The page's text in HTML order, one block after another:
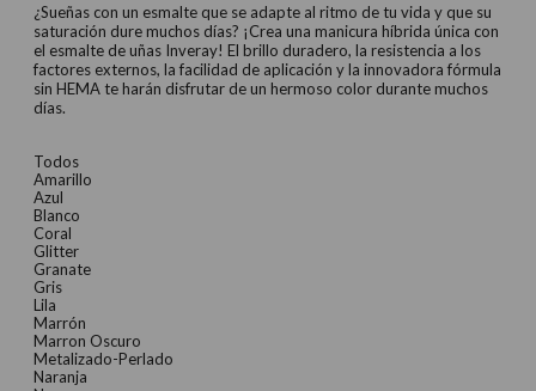
¿Sueñas con un esmalte que se adapte al ritmo de tu vida y que su
saturación dure muchos días? ¡Crea una manicura híbrida única con
el esmalte de uñas Inveray! El brillo duradero, la resistencia a los
factores externos, la facilidad de aplicación y la innovadora fórmula
sin HEMA te harán disfrutar de un hermoso color durante muchos
días.
Todos
Amarillo
Azul
Blanco
Coral
Glitter
Granate
Gris
Lila
Marrón
Marron Oscuro
Metalizado-Perlado
Naranja